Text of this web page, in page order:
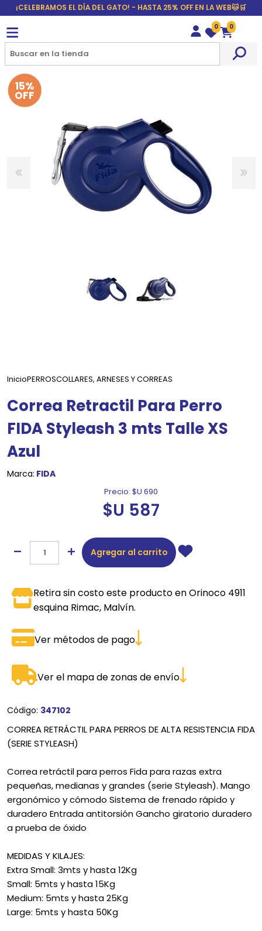
¡CELEBRAMOS EL DÍA DEL GATO! - HASTA 25% OFF EN LA WEB🐱🛒
Wishlist
0
Carrito
0
15%
OFF
InicioPERROSCOLLARES, ARNESES Y CORREAS
Correa Retractil Para Perro
FIDA Styleash 3 mts Talle XS
Azul
Marca: FIDA
Precio: $U 690
$U 587
Agregar al carrito
Retira sin costo este producto en Orinoco 4911
esquina Rimac, Malvín.
Ver métodos de pago
Ver el mapa de zonas de envío
Código: 347102
CORREA RETRÁCTIL PARA PERROS DE ALTA RESISTENCIA FIDA
(SERIE STYLEASH)
Correa retráctil para perros Fida para razas extra
pequeñas, medianas y grandes (serie Styleash). Mango
ergonómico y cómodo Sistema de frenado rápido y
duradero Entrada antitorsión Gancho giratorio duradero
a prueba de óxido
MEDIDAS Y KILAJES:
Extra Small: 3mts y hasta 12Kg
Small: 5mts y hasta 15Kg
Medium: 5mts y hasta 25Kg
Large: 5mts y hasta 50Kg